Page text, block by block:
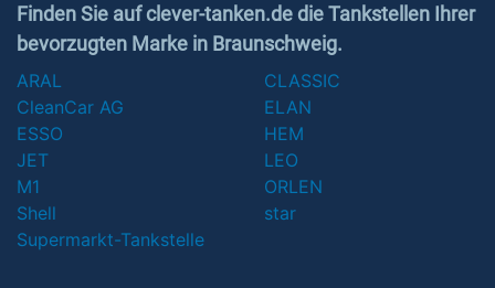
Finden Sie auf clever-tanken.de die Tankstellen Ihrer
bevorzugten Marke in Braunschweig.
ARAL
CLASSIC
CleanCar AG
ELAN
ESSO
HEM
JET
LEO
M1
ORLEN
Shell
star
Supermarkt-Tankstelle